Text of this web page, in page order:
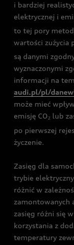
i bardziej
elektrycznej i
to tej pory
wartości zużycia
są danymi
wyznaczonymi
informacji na
audi.pl/pl/
może mieć
emisję CO2 lub
po pierwszej
życzenie.
Zasięg dla
trybie
różnić w
zamontowanych
zasięg różni się
korzystania z
temperatury